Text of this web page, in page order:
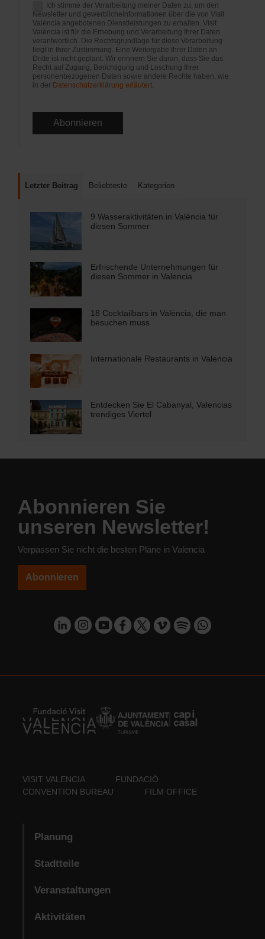
Ich stimme der Verarbeitung meiner Daten zu, um den
Newsletter und gewerblicheInformationen über die von Visit
València angebotenen Dienstleistungen zu erhalten. Visit
València ist für die Erhebung und Verarbeitung Ihrer Daten
verantwortlich. Die Rechtsgrundlage für diese Verarbeitung
liegt in Ihrer Zustimmung. Eine Weitergabe Ihrer Daten an
Dritte ist nicht geplant. Wir erinnern Sie daran, dass Sie das
Recht auf Zugang, Berichtigung und Löschung Ihrer
personenbezogenen Daten sowie andere Rechte haben, wie
in der Datenschutzerklärung erläutert.
Letzter Beitrag Beliebteste Kategorien
9 Wasseraktivitäten in València für
diesen Sommer
Erfrischende Unternehmungen für
diesen Sommer in Valencia
18 Cocktailbars in València, die man
besuchen muss
Internationale Restaurants in Valencia
Entdecken Sie El Cabanyal, Valencias
trendiges Viertel
Abonnieren Sie
unseren Newsletter!
Verpassen Sie nicht die besten Pläne in Valencia
Abonnieren
VISIT VALENCIA
FUNDACIÓ
CONVENTION BUREAU
FILM OFFICE
Planung
Stadtteile
Veranstaltungen
Aktivitäten